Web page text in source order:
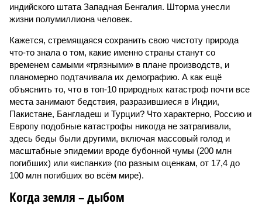
индийского штата Западная Бенгалия. Шторма унесли
жизни полумиллиона человек.
Кажется, стремящаяся сохранить свою чистоту природа
что-то знала о том, какие именно страны станут со
временем самыми «грязными» в плане производств, и
планомерно подтачивала их демографию. А как ещё
объяснить то, что в топ-10 природных катастроф почти все
места занимают бедствия, разразившиеся в Индии,
Пакистане, Бангладеш и Турции? Что характерно, Россию и
Европу подобные катастрофы никогда не затрагивали,
здесь беды были другими, включая массовый голод и
масштабные эпидемии вроде бубонной чумы (200 млн
погибших) или «испанки» (по разным оценкам, от 17,4 до
100 млн погибших во всём мире).
Когда земля – дыбом